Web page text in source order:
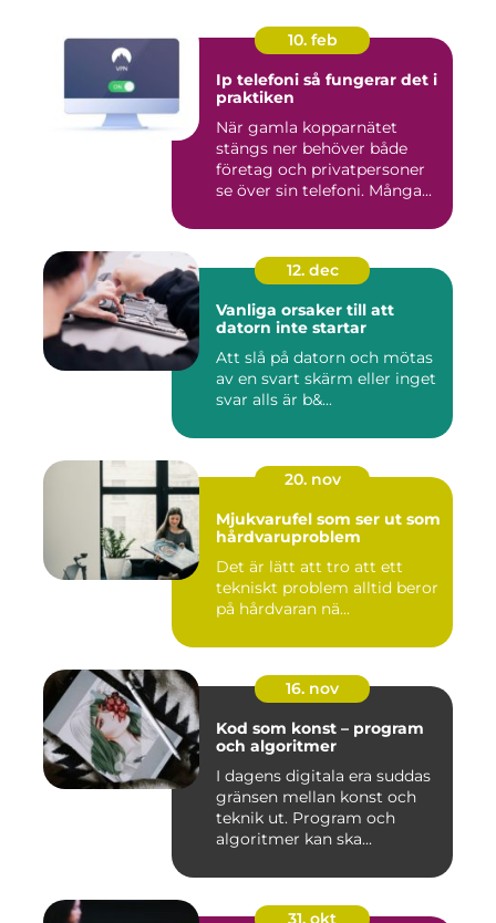
10. feb
Ip telefoni så fungerar det i
praktiken
När gamla kopparnätet
stängs ner behöver både
företag och privatpersoner
se över sin telefoni. Många...
12. dec
Vanliga orsaker till att
datorn inte startar
Att slå på datorn och mötas
av en svart skärm eller inget
svar alls är b&...
20. nov
Mjukvarufel som ser ut som
hårdvaruproblem
Det är lätt att tro att ett
tekniskt problem alltid beror
på hårdvaran nä...
16. nov
Kod som konst – program
och algoritmer
I dagens digitala era suddas
gränsen mellan konst och
teknik ut. Program och
algoritmer kan ska...
31. okt